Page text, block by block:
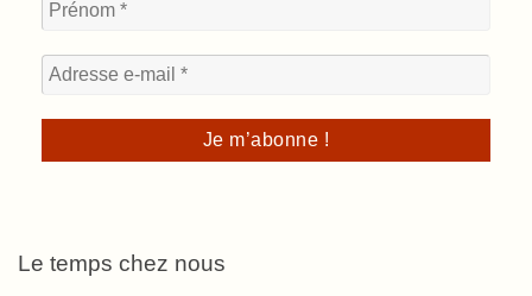
Le temps chez nous